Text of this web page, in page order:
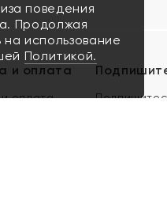
и оплата
оплата
поведения
Продолжая
использование
Политикой.